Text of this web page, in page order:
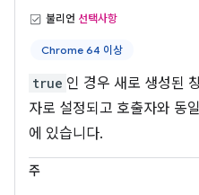
불리언 선택사항
Chrome 64 이상
true 인 경우 새로 생성된
자로 설정되고 호출자와 동
에 있습니다.
주